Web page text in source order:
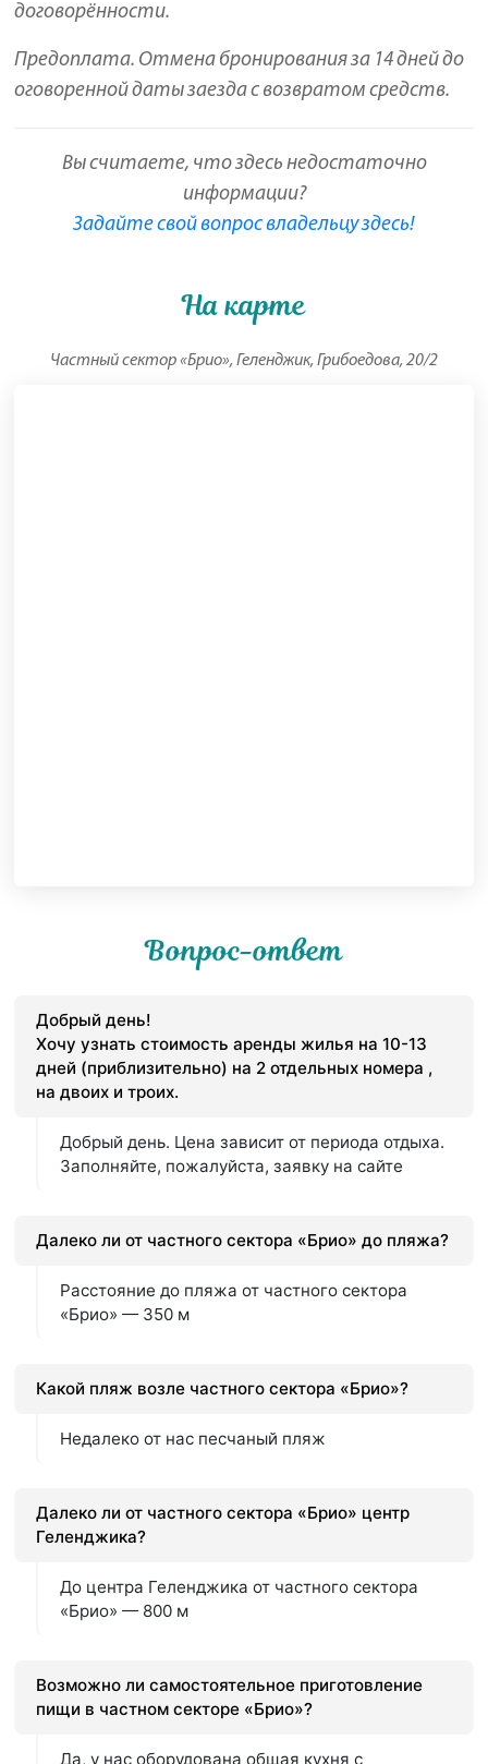
договорённости.
Предоплата. Отмена бронирования за 14 дней до
оговоренной даты заезда с возвратом средств.
Вы считаете, что здесь недостаточно
информации?
Задайте свой вопрос владельцу здесь!
На карте
Частный сектор «Брио», Геленджик, Грибоедова, 20/2
Вопрос-ответ
Добрый день!
Хочу узнать стоимость аренды жилья на 10-13
дней (приблизительно) на 2 отдельных номера ,
на двоих и троих.
Добрый день. Цена зависит от периода отдыха.
Заполняйте, пожалуйста, заявку на сайте
Далеко ли от частного сектора «Брио» до пляжа?
Расстояние до пляжа от частного сектора
«Брио» — 350 м
Какой пляж возле частного сектора «Брио»?
Недалеко от нас песчаный пляж
Далеко ли от частного сектора «Брио» центр
Геленджика?
До центра Геленджика от частного сектора
«Брио» — 800 м
Возможно ли самостоятельное приготовление
пищи в частном секторе «Брио»?
Да, у нас оборудована общая кухня с